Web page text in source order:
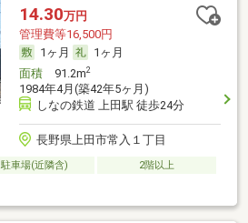
14.30万円
管理費等16,500円
1ヶ月
1ヶ月
面積91.2m2
1984年4月(築42年5ヶ月)
しなの鉄道 上田駅 徒歩24分
長野県上田市常入１丁目
駐車場(近隣含)
2階以上